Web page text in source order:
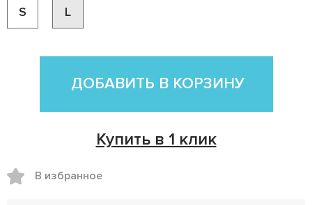
S L
ДОБАВИТЬ В КОРЗИНУ
Купить в 1 клик
В избранное